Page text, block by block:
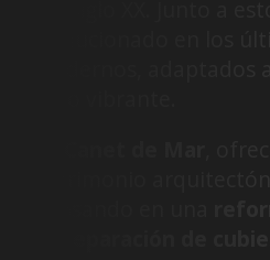
del siglo XX. Junto a
evolucionado en los
modernos,
,
patrimonio
reparación de